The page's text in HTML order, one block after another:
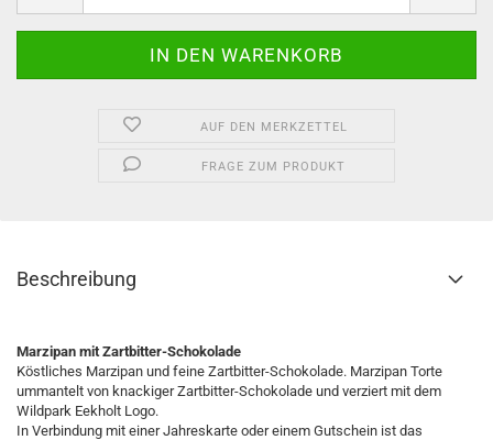
AUF DEN MERKZETTEL
FRAGE ZUM PRODUKT
Beschreibung
Marzipan mit Zartbitter-Schokolade
Köstliches Marzipan und feine Zartbitter-Schokolade. Marzipan Torte
ummantelt von knackiger Zartbitter-Schokolade und verziert mit dem
Wildpark Eekholt Logo.
In Verbindung mit einer Jahreskarte oder einem Gutschein ist das